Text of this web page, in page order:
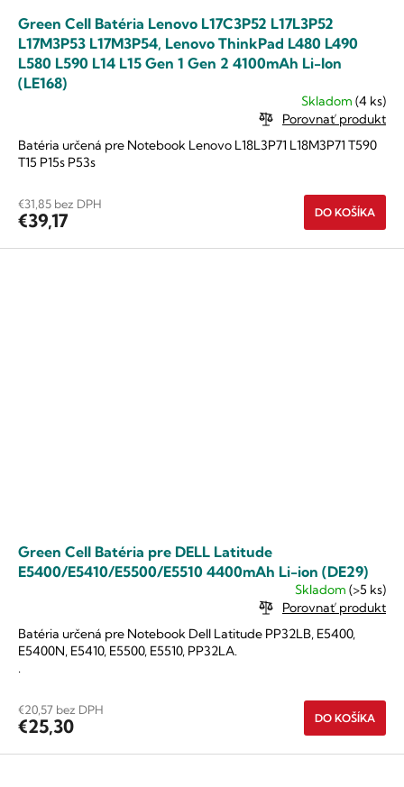
Green Cell Batéria Lenovo L17C3P52 L17L3P52
L17M3P53 L17M3P54, Lenovo ThinkPad L480 L490
L580 L590 L14 L15 Gen 1 Gen 2 4100mAh Li-Ion
(LE168)
Skladom (4 ks)
Porovnať produkt
€31,85 bez DPH
€39,17 DO KOŠÍKA
Batéria určená pre Notebook Lenovo L18L3P71 L18M3P71 T590
T15 P15s P53s
Green Cell Batéria pre DELL Latitude
E5400/E5410/E5500/E5510 4400mAh Li-ion (DE29)
Skladom (>5 ks)
Porovnať produkt
€20,57 bez DPH
€25,30 DO KOŠÍKA
Batéria určená pre Notebook Dell Latitude PP32LB, E5400,
E5400N, E5410, E5500, E5510, PP32LA.
.